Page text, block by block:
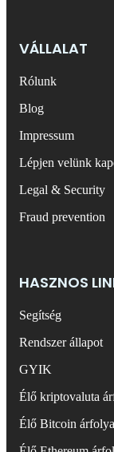
VÁLLALAT
Rólunk
Blog
Impressum
Lépjen velünk
Legal & Security
Fraud prevention
HASZNOS
Segítség
Rendszer állapot
GYIK
Élő kriptovaluta
Élő Bitcoin